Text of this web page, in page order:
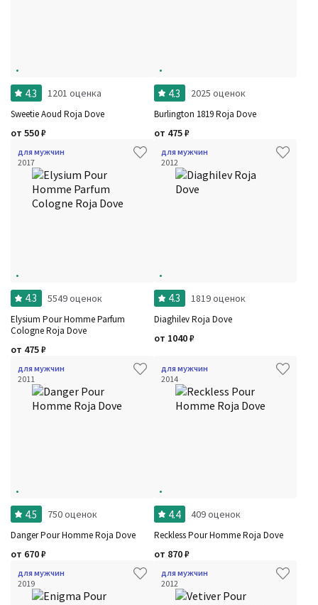
4.3 1201 оценка
Sweetie Aoud Roja Dove
от 550₽
4.3 2025 оценок
Burlington 1819 Roja Dove
от 475₽
для мужчин
2017
4.3 5549 оценок
Elysium Pour Homme Parfum
Cologne Roja Dove
от 475₽
для мужчин
2012
4.3 1819 оценок
Diaghilev Roja Dove
от 1040₽
для мужчин
2011
4.5 750 оценок
Danger Pour Homme Roja Dove
от 670₽
для мужчин
2014
4.4 409 оценок
Reckless Pour Homme Roja Dove
от 870₽
для мужчин
2019
для мужчин
2012